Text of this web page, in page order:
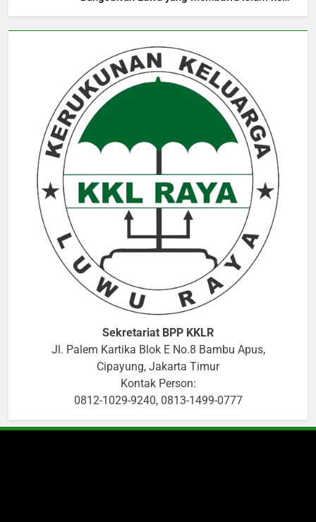
Mempawah
Sekretariat BPP KKLR
Jl. Palem Kartika Blok E No.8 Bambu Apus,
Cipayung, Jakarta Timur
Kontak Person:
0812-1029-9240, 0813-1499-0777